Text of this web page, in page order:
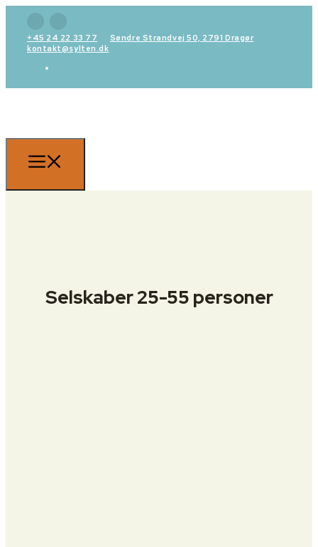
+45 24 22 33 77
Søndre Strandvej 50, 2791 Dragør
kontakt@sylten.dk
Selskaber 25-55 personer